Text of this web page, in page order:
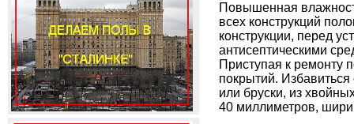
Повышенная
всех конструкций
конструкции, перед
антисептическими
Приступая к ремонту
покрытий.
или бруски, из
40 миллиметров,